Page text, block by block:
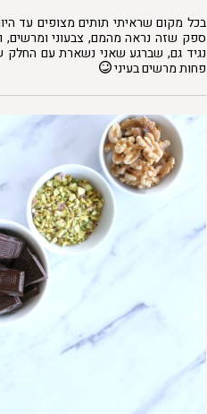
בכל מקום שראיתי תותים מצופים עד
ספק שזה נראה מהמם, צבעוני ומרשים,
נגיד גם, שברגע שאני נשארת עם
פחות מרשים בעיני